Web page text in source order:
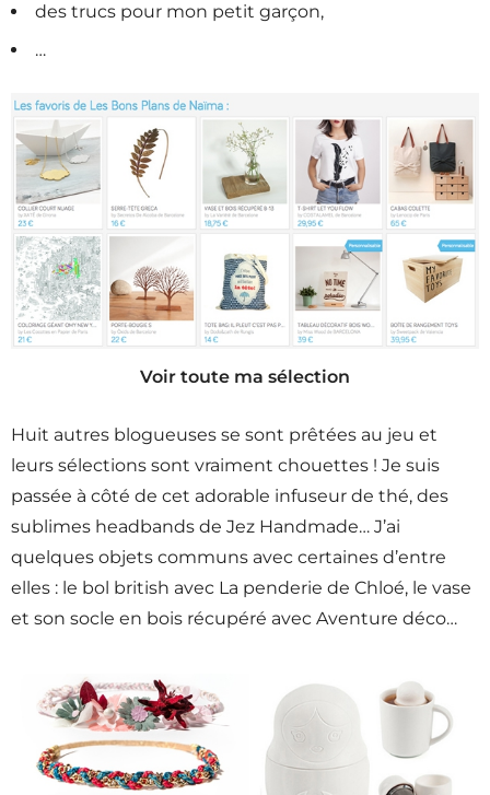
des trucs pour mon petit garçon,
…
Voir toute ma sélection
Huit autres blogueuses se sont prêtées au jeu et
leurs sélections sont vraiment chouettes ! Je suis
passée à côté de cet adorable infuseur de thé, des
sublimes headbands de Jez Handmade… J’ai
quelques objets communs avec certaines d’entre
elles : le bol british avec La penderie de Chloé, le vase
et son socle en bois récupéré avec Aventure déco…